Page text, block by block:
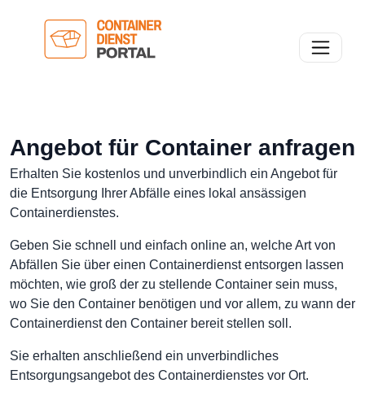
Toggle
Angebot für Container anfragen
Erhalten Sie kostenlos und unverbindlich ein Angebot für
die Entsorgung Ihrer Abfälle eines lokal ansässigen
Containerdienstes.
Geben Sie schnell und einfach online an, welche Art von
Abfällen Sie über einen Containerdienst entsorgen lassen
möchten, wie groß der zu stellende Container sein muss,
wo Sie den Container benötigen und vor allem, zu wann der
Containerdienst den Container bereit stellen soll.
Sie erhalten anschließend ein unverbindliches
Entsorgungsangebot des Containerdienstes vor Ort.